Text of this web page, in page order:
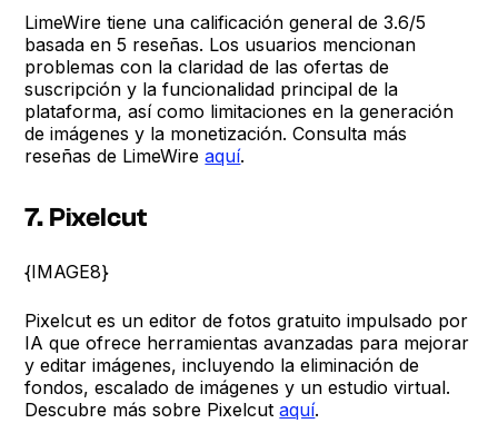
LimeWire tiene una calificación general de 3.6/5
basada en 5 reseñas. Los usuarios mencionan
problemas con la claridad de las ofertas de
suscripción y la funcionalidad principal de la
plataforma, así como limitaciones en la generación
de imágenes y la monetización. Consulta más
reseñas de LimeWireaquí.
7. Pixelcut
{IMAGE8}
Pixelcut es un editor de fotos gratuito impulsado por
IA que ofrece herramientas avanzadas para mejorar
y editar imágenes, incluyendo la eliminación de
fondos, escalado de imágenes y un estudio virtual.
Descubre más sobre Pixelcutaquí.